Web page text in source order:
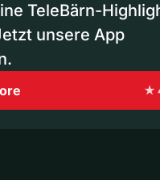
TeleBärn-
unsere App
★